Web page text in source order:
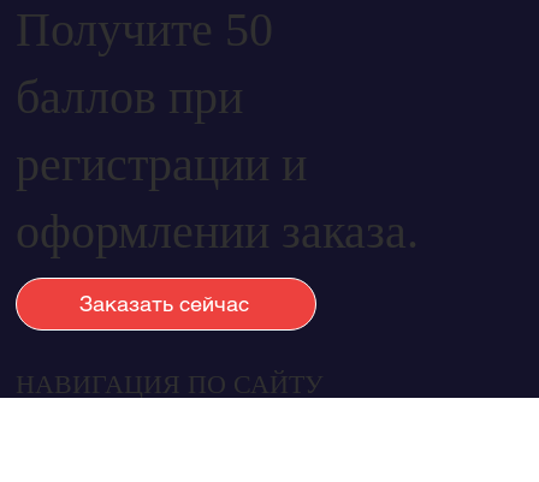
Получите 50
баллов при
регистрации и
оформлении заказа.
Заказать сейчас
НАВИГАЦИЯ ПО САЙТУ